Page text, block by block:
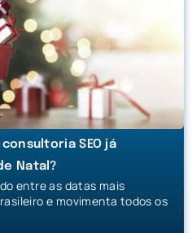
SEO já
Natal?
entre as datas mais
e movimenta todos os